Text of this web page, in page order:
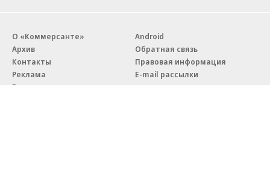
О «Коммерсанте»
Архив
Контакты
Реклама
Вакансии
Android
Обратная связь
Правовая информация
E-mail рассылки